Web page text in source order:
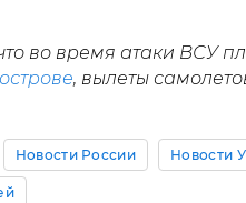
во время атаки ВСУ
, вылеты
Новости России Новости